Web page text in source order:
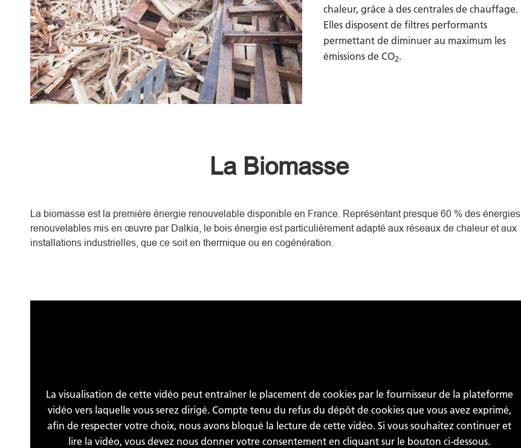
chaleur, grâce à des centrales de chauffage.
Elles disposent de filtres performants
permettant de diminuer au maximum les
émissions de CO2.
La Biomasse
La biomasse est la première énergie renouvelable disponible en France. Représentant presque 60 % des énergies
renouvelables mis en œuvre par Dalkia, le bois énergie est particulièrement adapté aux réseaux de chaleur et aux
installations industrielles, que ce soit en thermique ou en cogénération.
La visualisation de cette vidéo peut entraîner le placement de cookies par le fournisseur de la plateforme
vidéo vers laquelle vous serez dirigé. Compte tenu du refus du dépôt de cookies que vous avez exprimé,
afin de respecter votre choix, nous avons bloqué la lecture de cette vidéo. Si vous souhaitez continuer et
lire la vidéo, vous devez nous donner votre consentement en cliquant sur le bouton ci-dessous.